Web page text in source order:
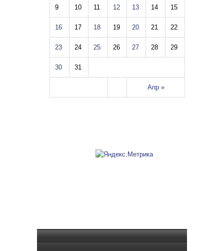
Апр »
9 10 11 12 13 14 15
16 17 18 19 20 21 22
23 24 25 26 27 28 29
30 31